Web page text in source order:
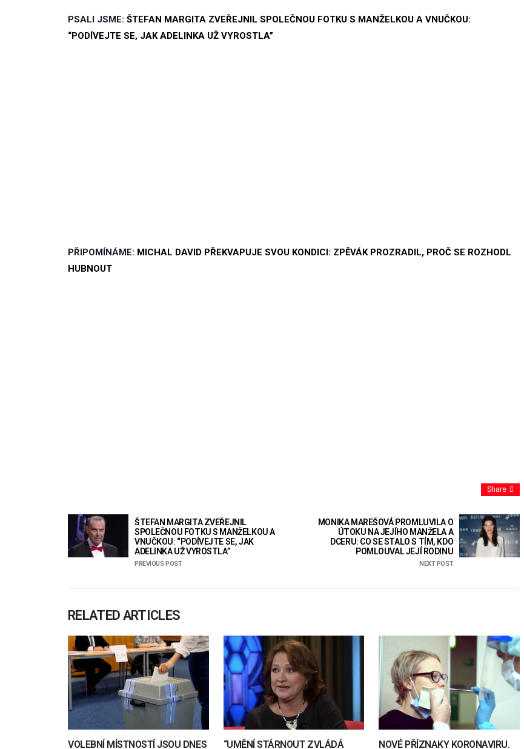
PSALI JSME: ŠTEFAN MARGITA ZVEŘEJNIL SPOLEČNOU FOTKU S MANŽELKOU A VNUČKOU:
“PODÍVEJTE SE, JAK ADELINKA UŽ VYROSTLA”
PŘIPOMÍNÁME: MICHAL DAVID PŘEKVAPUJE SVOU KONDICI: ZPĚVÁK PROZRADIL, PROČ SE ROZHODL
HUBNOUT
Share
ŠTEFAN MARGITA ZVEŘEJNIL
SPOLEČNOU FOTKU S MANŽELKOU A
VNUČKOU: “PODÍVEJTE SE, JAK
ADELINKA UŽ VYROSTLA”
PREVIOUS POST
MONIKA MAREŠOVÁ PROMLUVILA O
ÚTOKU NA JEJÍHO MANŽELA A
DCERU: CO SE STALO S TÍM, KDO
POMLOUVAL JEJÍ RODINU
NEXT POST
RELATED ARTICLES
VOLEBNÍ MÍSTNOSTÍ JSOU DNES “UMĚNÍ STÁRNOUT ZVLÁDÁ NOVÉ PŘÍZNAKY KORONAVIRU.